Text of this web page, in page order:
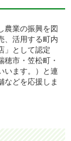
農業の振興を 図
、 活用する町内
」として認定
穂市・笠松町・
います。）と連
などを応援 しま